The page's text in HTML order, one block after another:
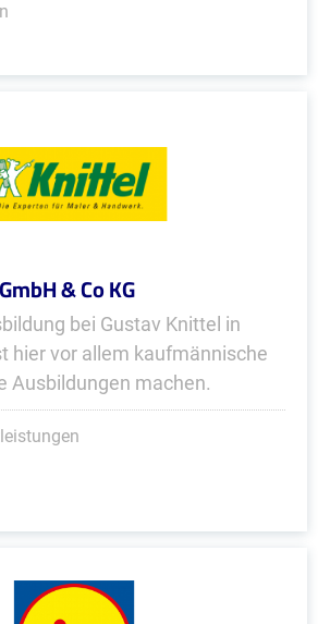
& Co KG
bei Gustav Knittel in
hier vor allem kaufmännische
Ausbildungen machen.